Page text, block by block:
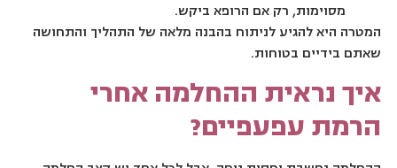
מסוימות, רק אם הרופא ביקש.
המטרה היא להגיע לניתוח בהבנה מלאה של התהליך והתחושה
שאתם בידיים בטוחות.
איך נראית ההחלמה אחרי
הרמת עפעפיים?